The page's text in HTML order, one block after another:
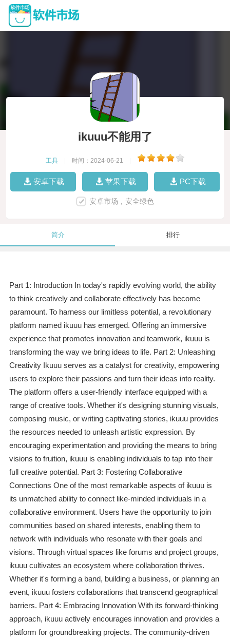
ikuuu不能用了
工具 时间：2024-06-21
安卓下载 苹果下载 PC下载
安卓市场，安全绿色
简介 排行
Part 1: Introduction In today's rapidly evolving world, the ability
to think creatively and collaborate effectively has become
paramount. To harness our limitless potential, a revolutionary
platform named ikuuu has emerged. Offering an immersive
experience that promotes innovation and teamwork, ikuuu is
transforming the way we bring ideas to life. Part 2: Unleashing
Creativity Ikuuu serves as a catalyst for creativity, empowering
users to explore their passions and turn their ideas into reality.
The platform offers a user-friendly interface equipped with a
range of creative tools. Whether it's designing stunning visuals,
composing music, or writing captivating stories, ikuuu provides
the resources needed to unleash artistic expression. By
encouraging experimentation and providing the means to bring
visions to fruition, ikuuu is enabling individuals to tap into their
full creative potential. Part 3: Fostering Collaborative
Connections One of the most remarkable aspects of ikuuu is
its unmatched ability to connect like-minded individuals in a
collaborative environment. Users have the opportunity to join
communities based on shared interests, enabling them to
network with individuals who resonate with their goals and
visions. Through virtual spaces like forums and project groups,
ikuuu cultivates an ecosystem where collaboration thrives.
Whether it's forming a band, building a business, or planning an
event, ikuuu fosters collaborations that transcend geographical
barriers. Part 4: Embracing Innovation With its forward-thinking
approach, ikuuu actively encourages innovation and provides a
platform for groundbreaking projects. The community-driven